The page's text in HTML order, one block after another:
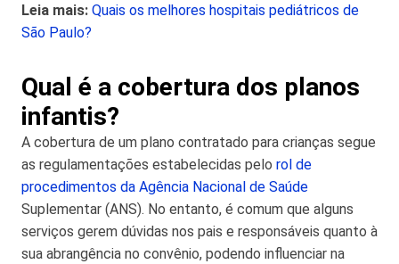
Leia mais: Quais os melhores hospitais pediátricos de
São Paulo?
Qual é a cobertura dos planos
infantis?
A cobertura de um plano contratado para crianças segue
as regulamentações estabelecidas pelo rol de
procedimentos da Agência Nacional de Saúde
Suplementar (ANS). No entanto, é comum que alguns
serviços gerem dúvidas nos pais e responsáveis quanto à
sua abrangência no convênio, podendo influenciar na